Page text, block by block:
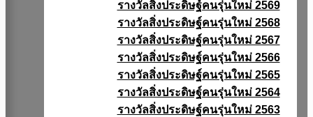
รางวัลสิ่งประดิษฐ์คนรุ่นใหม่ 2569
รางวัลสิ่งประดิษฐ์คนรุ่นใหม่ 2568
รางวัลสิ่งประดิษฐ์คนรุ่นใหม่ 2567
รางวัลสิ่งประดิษฐ์คนรุ่นใหม่ 2566
รางวัลสิ่งประดิษฐ์คนรุ่นใหม่ 2565
รางวัลสิ่งประดิษฐ์คนรุ่นใหม่ 2564
รางวัลสิ่งประดิษฐ์คนรุ่นใหม่ 2563